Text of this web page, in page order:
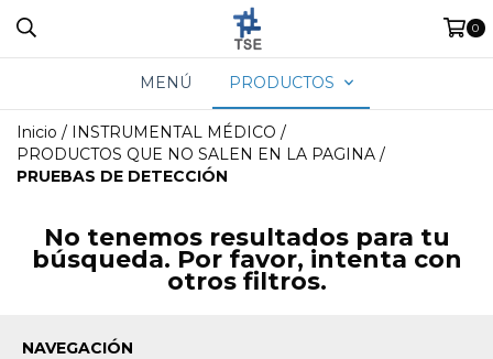
0
MENÚ PRODUCTOS
Inicio / INSTRUMENTAL MÉDICO /
PRODUCTOS QUE NO SALEN EN LA PAGINA /
PRUEBAS DE DETECCIÓN
No tenemos resultados para tu
búsqueda. Por favor, intenta con
otros filtros.
NAVEGACIÓN